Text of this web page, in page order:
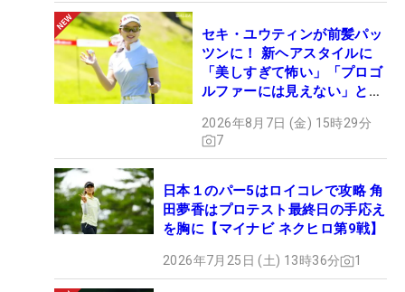
セキ・ユウティンが前髪パッ
ツンに！ 新ヘアスタイルに
「美しすぎて怖い」「プロゴ
ルファーには見えない」とコ
2026年8月7日 (金) 15時29分
7
日本１のパー5はロイコレで攻略 角
田夢香はプロテスト最終日の手応え
を胸に【マイナビ ネクヒロ第9戦】
2026年7月25日 (土) 13時36分 1